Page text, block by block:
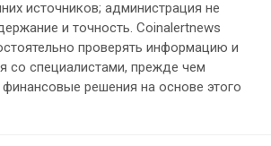
источников; администрация не
и точность. Coinalertnews
проверять информацию и
со специалистами, прежде чем
решения на основе этого